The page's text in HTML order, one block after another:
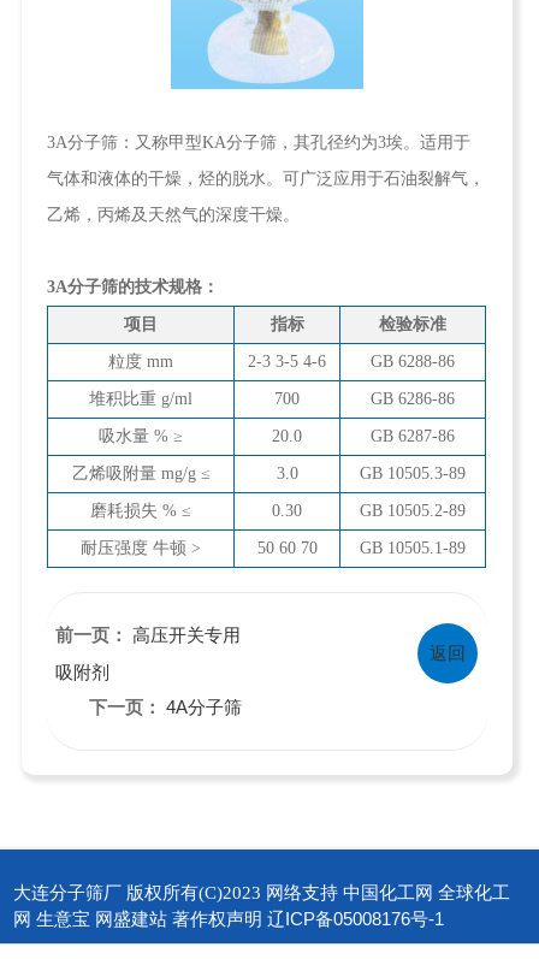
3A分子筛：又称甲型KA分子筛，其孔径约为3埃。适用于
气体和液体的干燥，烃的脱水。可广泛应用于石油裂解气，
乙烯，丙烯及天然气的深度干燥。
3A分子筛的技术规格：
项目 指标 检验标准
粒度 mm 2-3 3-5 4-6 GB 6288-86
堆积比重 g/ml 700 GB 6286-86
吸水量 % ≥ 20.0 GB 6287-86
乙烯吸附量 mg/g ≤ 3.0 GB 10505.3-89
磨耗损失 % ≤ 0.30 GB 10505.2-89
耐压强度 牛顿 > 50 60 70 GB 10505.1-89
前一页： 高压开关专用
吸附剂
返回
下一页： 4A分子筛
大连分子筛厂 版权所有(C)2023 网络支持 中国化工网 全球化工
网 生意宝 网盛建站 著作权声明 辽ICP备05008176号-1